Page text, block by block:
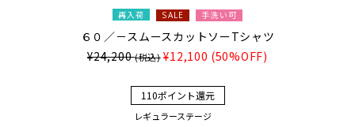
再入荷 SALE 手洗い可
６０／－スムースカットソーTシャツ
¥24,200(税込) ¥12,100 (50%OFF)
110ポイント還元
レギュラーステージ